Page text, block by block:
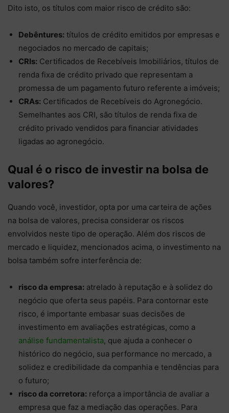
Dito isto, os títulos com maior risco de crédito são:
Debêntures: títulos de crédito emitidos por empresas e
negociados no mercado de capitais;
CRIs: Certificados de Recebíveis Imobiliários, títulos de
renda fixa de crédito privado que representam a
promessa de um pagamento futuro referente a imóveis;
CRAs: Certificados de Recebíveis do Agronegócio.
Semelhantes aos CRI, são títulos de renda fixa de
crédito privado vendidos para financiar atividades
ligadas ao agronegócio.
Qual é o risco de investir na bolsa de
valores?
Quando você, investidor, opta por uma carteira de ações
na bolsa de valores, precisa considerar os riscos
envolvidos neste tipo de operação. Além dos riscos de
mercado e liquidez, mencionados acima, o investimento na
bolsa também sofre interferência de:
risco da empresa: atrelado à reputação e à solidez do
negócio que oferta seus papéis. Para contornar este
risco, é importante embasar suas decisões de
investimento em avaliações estratégicas, como a
análise fundamentalista, que ajuda a conhecer o
histórico do negócio, sua performance no mercado, a
solidez e credibilidade da companhia e tendências para
o futuro;
risco da corretora: reforça a importância de avaliar a
empresa que faz a mediação das operações. Para